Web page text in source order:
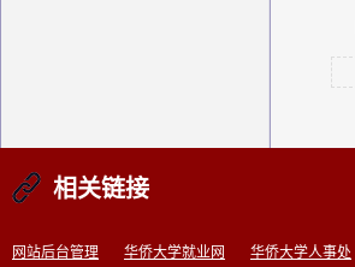
相关链接
网站后台管理 华侨大学就业网 华侨大学人事处